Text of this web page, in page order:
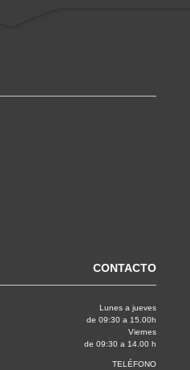
CONTACTO
Lunes a jueves
de 09:30 a 15.00h
Viernes
de 09:30 a 14.00 h
TELÉFONO